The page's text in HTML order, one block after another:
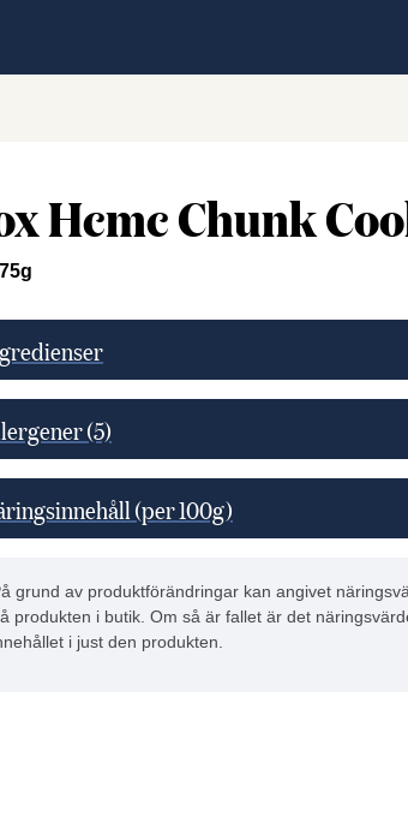
Hcmc Chunk
(5)
(per 100g)
grund av produktförändringar kan angivet
produkten i butik. Om så är fallet är det
i just den produkten.